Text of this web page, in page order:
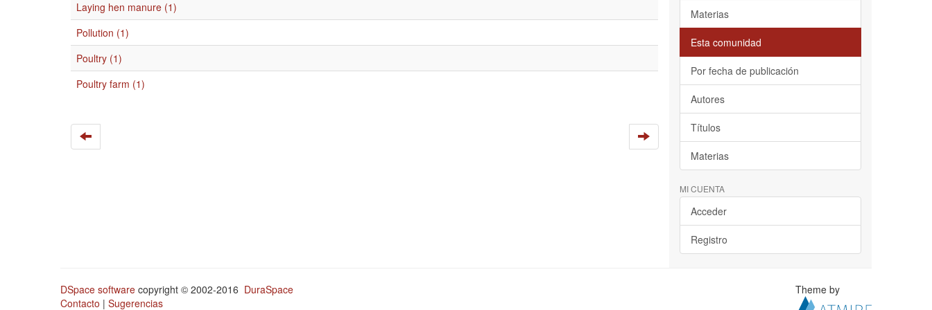
Laying hen manure (1)
Pollution (1)
Poultry (1)
Poultry farm (1)
Materias
Esta comunidad
Por fecha de publicación
Autores
Títulos
Materias
MI CUENTA
Acceder
Registro
DSpace software copyright © 2002-2016 DuraSpace
Contacto | Sugerencias
Theme by